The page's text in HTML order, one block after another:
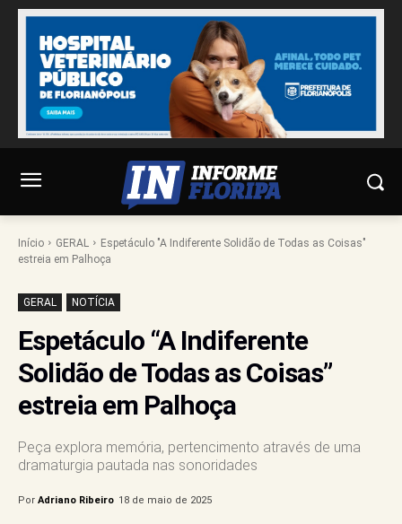
Início GERAL
Espetáculo "A Indiferente Solidão de Todas as Coisas"
estreia em Palhoça
GERAL NOTÍCIA
Espetáculo “A Indiferente
Solidão de Todas as Coisas”
estreia em Palhoça
Peça explora memória, pertencimento através de uma
dramaturgia pautada nas sonoridades
Por Adriano Ribeiro 18 de maio de 2025